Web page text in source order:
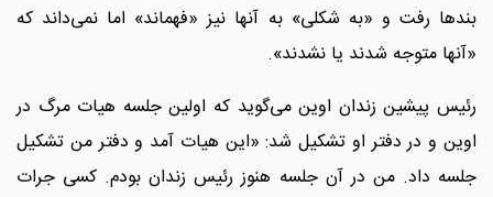
بندها رفت و «به شکلی» به آنها نیز «فهماند» اما نمی‌داند که
«آنها متوجه شدند یا نشدند».
رئیس پیشین زندان اوین می‌گوید که اولین جلسه هیات مرگ در
اوین و در دفتر او تشکیل شد: «این هیات آمد و دفتر من تشکیل
جلسه داد. من در آن جلسه هنوز رئیس زندان بودم. کسی جرات